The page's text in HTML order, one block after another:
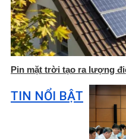
Pin mặt trời tạo ra lượng
TIN NỔI BẬT